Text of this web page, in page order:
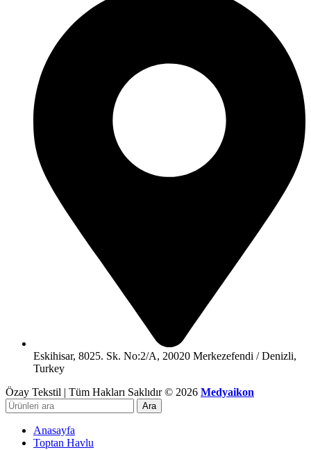
Eskihisar, 8025. Sk. No:2/A, 20020 Merkezefendi / Denizli,
Turkey
Özay Tekstil | Tüm Hakları Saklıdır © 2026 Medyaikon
Ara
Anasayfa
Toptan Havlu